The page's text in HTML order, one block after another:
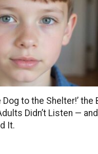
Dog to the Shelter!’ the
Didn’t Listen — and
It.